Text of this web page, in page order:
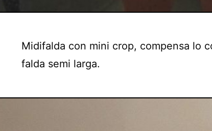
Midifalda con mini crop, compensa lo
falda semi larga.